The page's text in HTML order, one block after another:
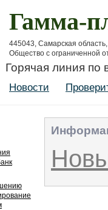
Гамма-
445043, Самарская
Общество с ограниченной
Горячая линия по
Новости